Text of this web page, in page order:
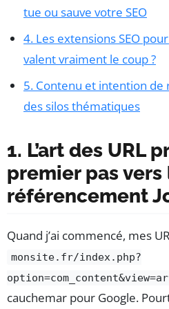
tue ou sauve votre SEO
4. Les extensions SEO
valent vraiment le coup ?
5. Contenu et intention de
des silos thématiques
1. L’art des URL
premier pas vers
référencement
Quand j’ai commencé, mes
monsite.fr/index.php?
cauchemar pour Google.